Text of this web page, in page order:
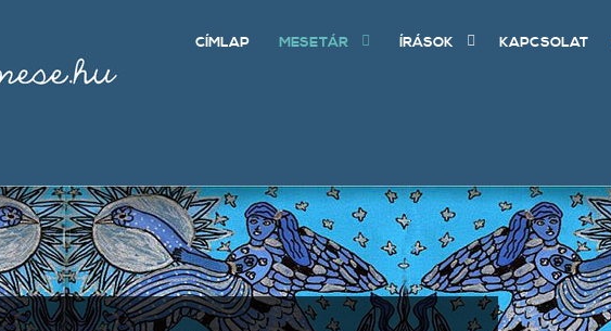
CÍMLAP MESETÁR ÍRÁSOK KAPCSOLAT